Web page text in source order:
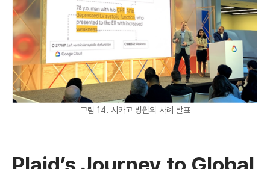
그림 14. 시카고 병원의 사례 발표